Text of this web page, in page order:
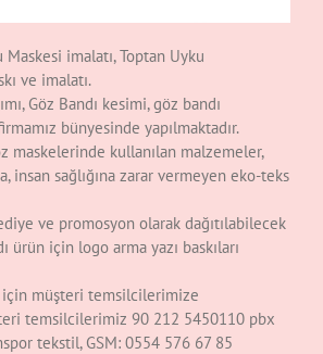
Maskesi imalatı, Toptan Uyku
ve imalatı.
Göz Bandı kesimi, göz bandı
bünyesinde yapılmaktadır.
maskelerinde kullanılan malzemeler,
insan sağlığına zarar vermeyen eko-teks
ve promosyon olarak dağıtılabilecek
ürün için logo arma yazı baskıları
için müşteri temsilcilerimize
temsilcilerimiz 90 212 5450110 pbx
tekstil, GSM: 0554 576 67 85